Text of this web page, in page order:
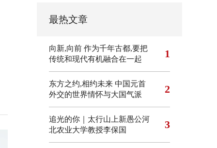
最热文章
向新,向前 作为千年古都,要把
传统和现代有机融合在一起
1
东方之约,相约未来 中国元首
外交的世界情怀与大国气派
2
追光的你｜太行山上新愚公河
北农业大学教授李保国
3